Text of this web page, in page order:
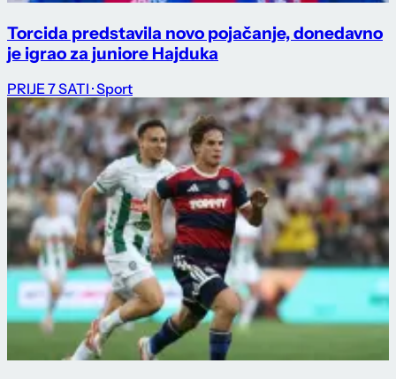
Torcida predstavila novo pojačanje, donedavno
je igrao za juniore Hajduka
PRIJE 7 SATI · Sport